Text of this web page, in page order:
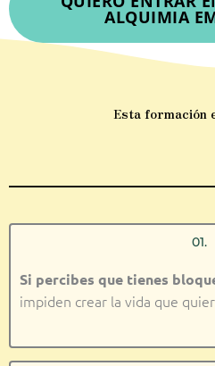
ALQUIMIA
Esta formación
01.
Si percibes que tienes
impiden crear la vida que